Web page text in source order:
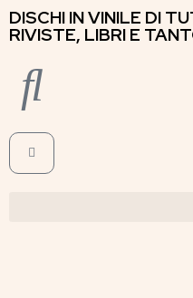
DISCHI IN VINILE DI
RIVISTE, LIBRI E